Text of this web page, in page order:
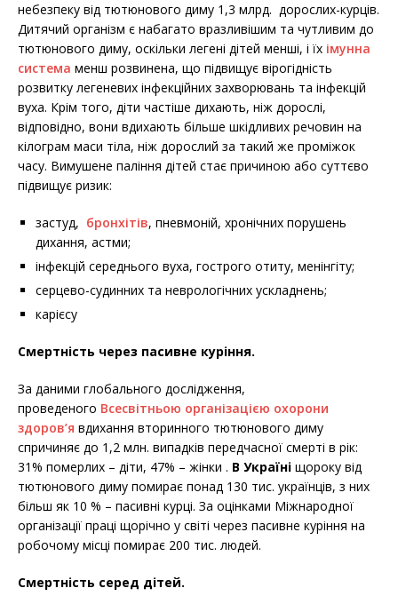
небезпеку від тютюнового диму 1,3 млрд. дорослих-курців.
Дитячий організм є набагато вразливішим та чутливим до
тютюнового диму, оскільки легені дітей менші, і їх імунна
система менш розвинена, що підвищує вірогідність
розвитку легеневих інфекційних захворювань та інфекцій
вуха. Крім того, діти частіше дихають, ніж дорослі,
відповідно, вони вдихають більше шкідливих речовин на
кілограм маси тіла, ніж дорослий за такий же проміжок
часу. Вимушене паління дітей стає причиною або суттєво
підвищує ризик:
застуд, бронхітів, пневмоній, хронічних порушень
дихання, астми;
інфекцій середнього вуха, гострого отиту, менінгіту;
серцево-судинних та неврологічних ускладнень;
карієсу
Смертність через пасивне куріння.
За даними глобального дослідження,
проведеного Всесвітньою організацією охорони
здоров’я вдихання вторинного тютюнового диму
спричиняє до 1,2 млн. випадків передчасної смерті в рік:
31% померлих – діти, 47% – жінки . В Україні щороку від
тютюнового диму помирає понад 130 тис. українців, з них
більш як 10 % – пасивні курці. За оцінками Міжнародної
організації праці щорічно у світі через пасивне куріння на
робочому місці помирає 200 тис. людей.
Смертність серед дітей.